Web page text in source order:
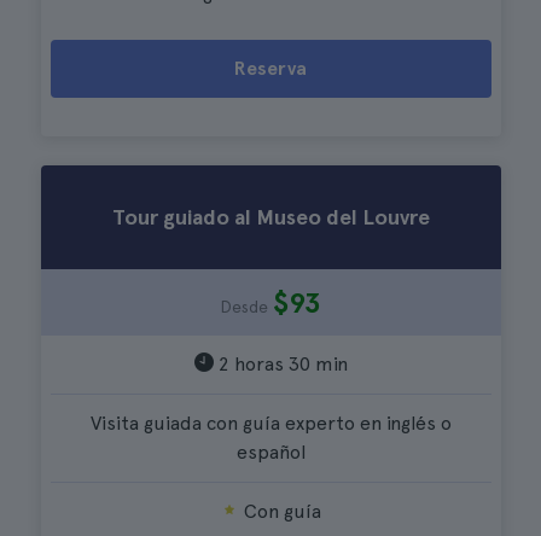
Reserva
Tour guiado al Museo del Louvre
Desde $93
2 horas 30 min
Visita guiada con guía experto en inglés o
español
Con guía